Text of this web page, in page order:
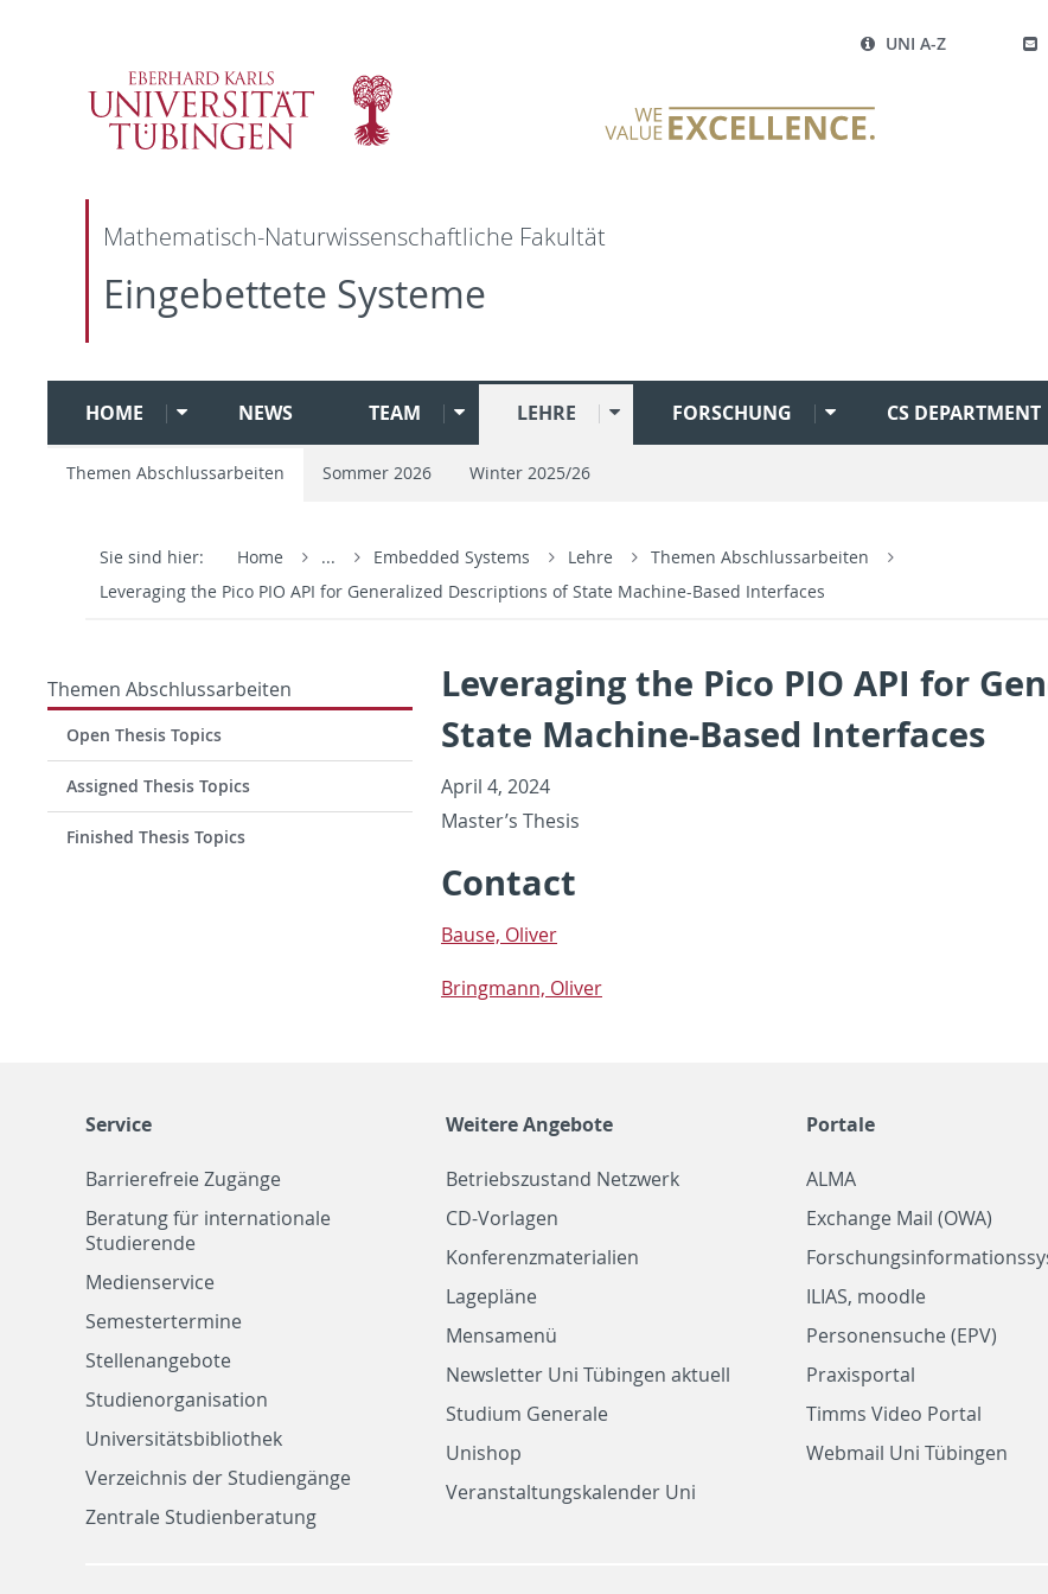
UNI A-Z
Mathematisch-Naturwissenschaftliche Fakultät
Eingebettete Systeme
HOME NEWS TEAM LEHRE FORSCHUNG CS DEPARTMENT
Themen Abschlussarbeiten Sommer 2026 Winter 2025/26
Sie sind hier: Home ... Embedded Systems Lehre
Themen Abschlussarbeiten
Leveraging the Pico PIO API for Generalized Descriptions of State Machine-Based Interfaces
Themen Abschlussarbeiten
Open Thesis Topics
Assigned Thesis Topics
Finished Thesis Topics
Leveraging the Pico PIO API for
State Machine-Based Interfaces
April 4, 2024
Mas­ter’s The­sis
Con­tact
Bause, Oliver
Bring­mann, Oliver
Service
Barrierefreie Zugänge
Beratung für internationale
Studierende
Medienservice
Semestertermine
Stellenangebote
Studienorganisation
Universitätsbibliothek
Verzeichnis der Studiengänge
Zentrale Studienberatung
Weitere Angebote
Betriebszustand Netzwerk
CD-Vorlagen
Konferenzmaterialien
Lagepläne
Mensamenü
Newsletter Uni Tübingen aktuell
Studium Generale
Unishop
Veranstaltungskalender Uni
Portale
ALMA
Exchange Mail (OWA)
ILIAS, moodle
Personensuche (EPV)
Praxisportal
Timms Video Portal
Webmail Uni Tübingen